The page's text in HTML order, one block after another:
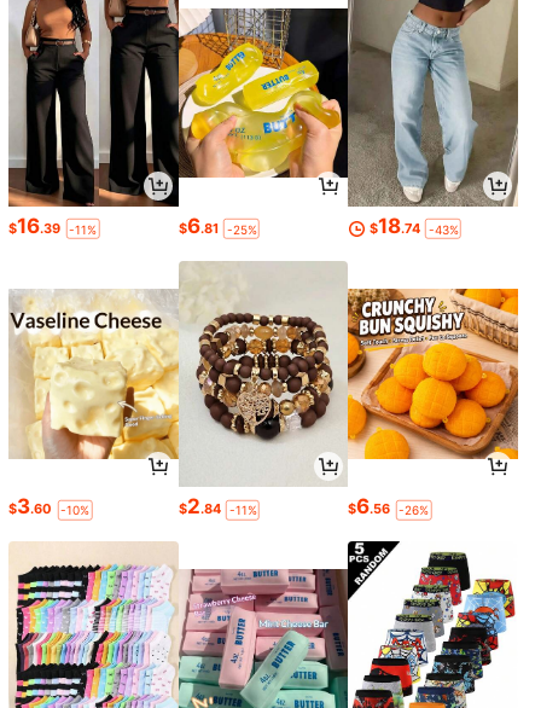
$16.39 -11% $6.81 -25% $18.74 -43%
$3.60 -10% $2.84 -11% $6.56 -26%